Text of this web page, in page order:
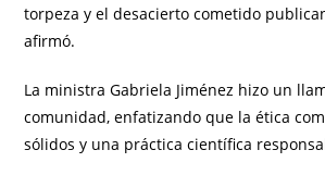
torpeza y el desacierto cometido
afirmó.
La ministra Gabriela Jiménez hizo un
comunidad, enfatizando que la ética
sólidos y una práctica científica